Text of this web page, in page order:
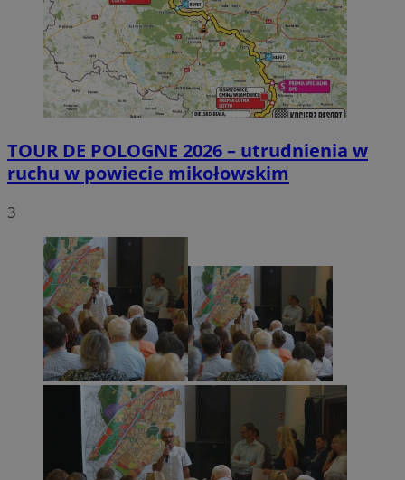
TOUR DE POLOGNE 2026 – utrudnienia w
ruchu w powiecie mikołowskim
3